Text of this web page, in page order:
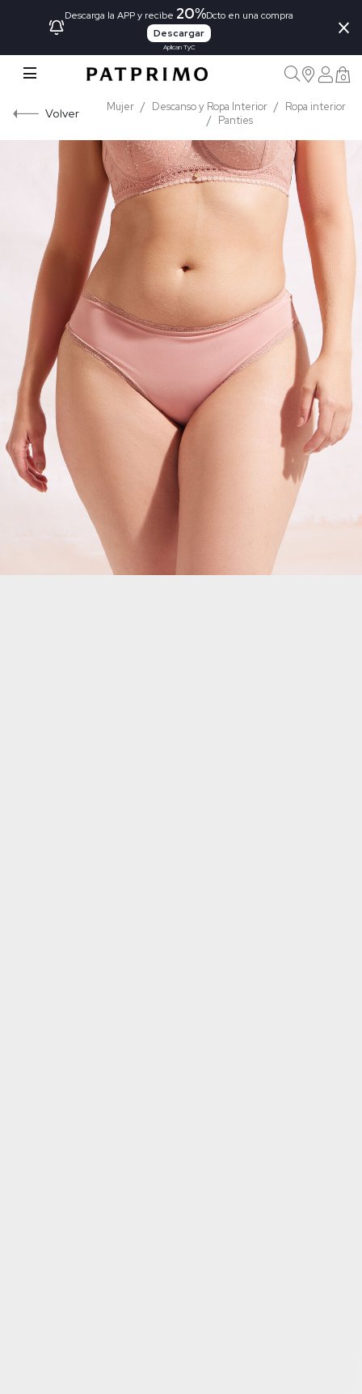
Descarga la APP y recibe 20%Dcto en una compra
Descargar
Aplican TyC
×
0
Volver Mujer Descanso y Ropa Interior
Ropa interior
Panties